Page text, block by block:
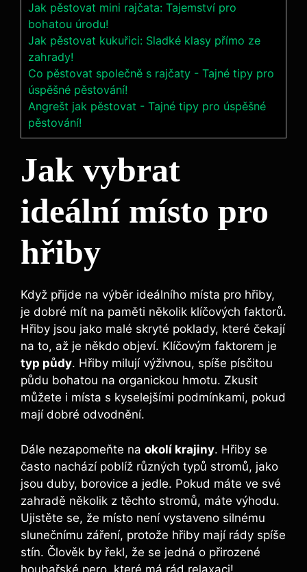
Jak pěstovat mini rajčata: Tajemství pro
bohatou úrodu!
Jak pěstovat kukuřici: Sladké klasy přímo ze
zahrady!
Co pěstovat společně s rajčaty - Tajné tipy pro
úspěšné pěstování!
Angrešt jak pěstovat - Tajné tipy pro úspěšné
pěstování!
Jak vybrat
ideální místo pro
hřiby
Když přijde na výběr ideálního místa pro hřiby,
je dobré mít na paměti několik klíčových faktorů.
Hřiby jsou jako malé skryté poklady, které čekají
na to, až je někdo objeví. Klíčovým faktorem je
typ půdy. Hřiby milují výživnou, spíše písčitou
půdu bohatou na organickou hmotu. Zkusit
můžete i místa s kyselejšími podmínkami, pokud
mají dobré odvodnění.
Dále nezapomeňte na okolí krajiny. Hřiby se
často nachází poblíž různých typů stromů, jako
jsou duby, borovice a jedle. Pokud máte ve své
zahradě několik z těchto stromů, máte výhodu.
Ujistěte se, že místo není vystaveno silnému
slunečnímu záření, protože hřiby mají rády spíše
stín. Člověk by řekl, že se jedná o přirozené
houbařské pero, které má rád relaxaci!